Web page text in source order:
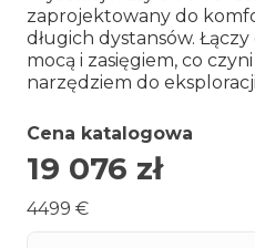
zaprojektowany do
długich dystansów.
mocą i zasięgiem, co
narzędziem do
Cena katalogowa
19 076 zł
4499 €